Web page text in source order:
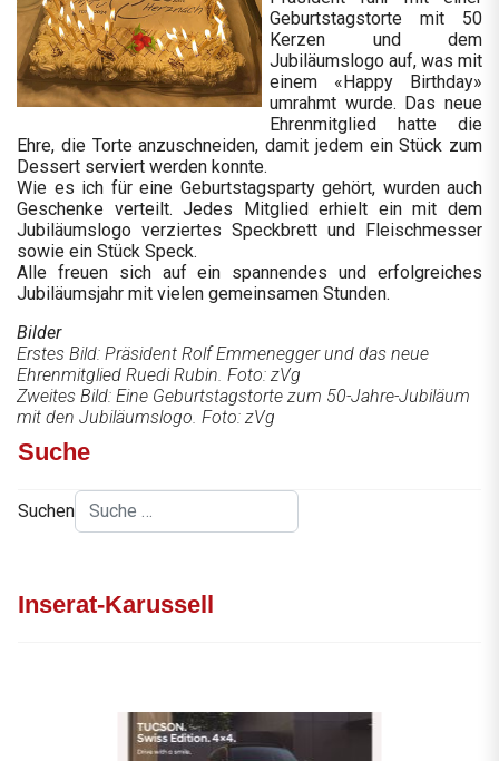
Geburtstagstorte mit 50
Kerzen und dem
Jubiläumslogo auf, was mit
einem «Happy Birthday»
umrahmt wurde. Das neue
Ehrenmitglied hatte die
Ehre, die Torte anzuschneiden, damit jedem ein Stück zum
Dessert serviert werden konnte.
Wie es ich für eine Geburtstagsparty gehört, wurden auch
Geschenke verteilt. Jedes Mitglied erhielt ein mit dem
Jubiläumslogo verziertes Speckbrett und Fleischmesser
sowie ein Stück Speck.
Alle freuen sich auf ein spannendes und erfolgreiches
Jubiläumsjahr mit vielen gemeinsamen Stunden.
Bilder
Erstes Bild: Präsident Rolf Emmenegger und das neue
Ehrenmitglied Ruedi Rubin. Foto: zVg
Zweites Bild: Eine Geburtstagstorte zum 50-Jahre-Jubiläum
mit den Jubiläumslogo. Foto: zVg
Suche
Suchen
Inserat-Karussell